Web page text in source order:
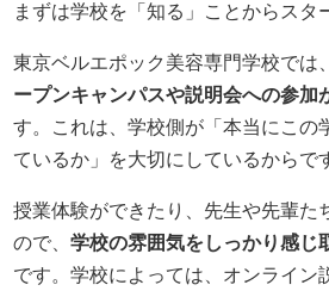
まずは学校を「知る」ことからスタ
東京ベルエポック美容専門学校では
ープンキャンパスや説明会への参加
す。これは、学校側が「本当にこの
ているか」を大切にしているからで
授業体験ができたり、先生や先輩た
ので、学校の雰囲気をしっかり感じ
です。学校によっては、オンライン